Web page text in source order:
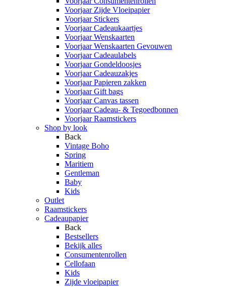
Voorjaar Zijde Vloeipapier
Voorjaar Stickers
Voorjaar Cadeaukaartjes
Voorjaar Wenskaarten
Voorjaar Wenskaarten Gevouwen
Voorjaar Cadeaulabels
Voorjaar Gondeldoosjes
Voorjaar Cadeauzakjes
Voorjaar Papieren zakken
Voorjaar Gift bags
Voorjaar Canvas tassen
Voorjaar Cadeau- & Tegoedbonnen
Voorjaar Raamstickers
Shop by look
Back
Vintage Boho
Spring
Maritiem
Gentleman
Baby
Kids
Outlet
Raamstickers
Cadeaupapier
Back
Bestsellers
Bekijk alles
Consumentenrollen
Cellofaan
Kids
Zijde vloeipapier